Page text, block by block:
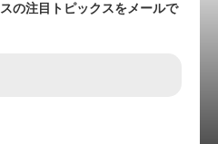
の注目トピックスをメールで